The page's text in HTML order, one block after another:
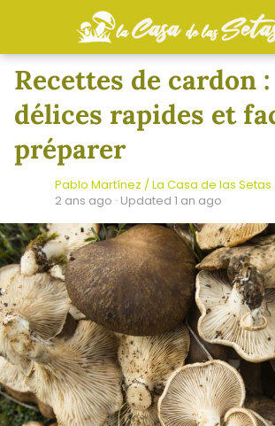
Recettes de cardon
délices rapides et
préparer
Pablo Martínez / La Casa de las Setas
2 ans ago · Updated 1 an ago